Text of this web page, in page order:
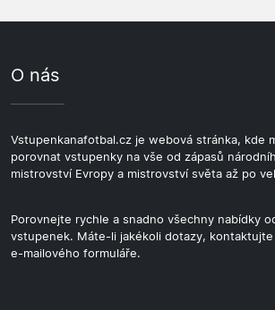
O nás
Vstupenkanafotbal.cz je webová stránka, kde
porovnat vstupenky na vše od zápasů
mistrovství Evropy a mistrovství světa až po
Porovnejte rychle a snadno všechny nabídky
vstupenek. Máte-li jakékoli dotazy,
e-mailového formuláře.